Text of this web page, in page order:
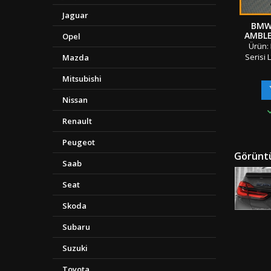
Jaguar
Opel
Mazda
Mitsubishi
Nissan
Renault
Peugeot
Saab
Seat
Skoda
Subaru
Suzuki
Ürün:
Serisi
Krom
OEM
Gönderi
""